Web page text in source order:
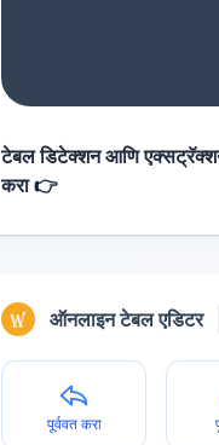
टेबल डिटेक्शन आणि
करा 👉
ऑनलाइन टेबल एडिटर
पूर्ववत करा